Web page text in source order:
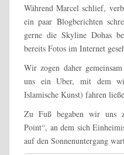
Während Marcel schlief,
ein paar Blogberichten
gerne die Skyline Dohas
bereits Fotos im Internet
Wir zogen daher
uns ein Uber, mit dem
Islamische Kunst) fahren
Zu Fuß begaben wir uns
Point“, an dem sich
auf den Sonnenuntergang